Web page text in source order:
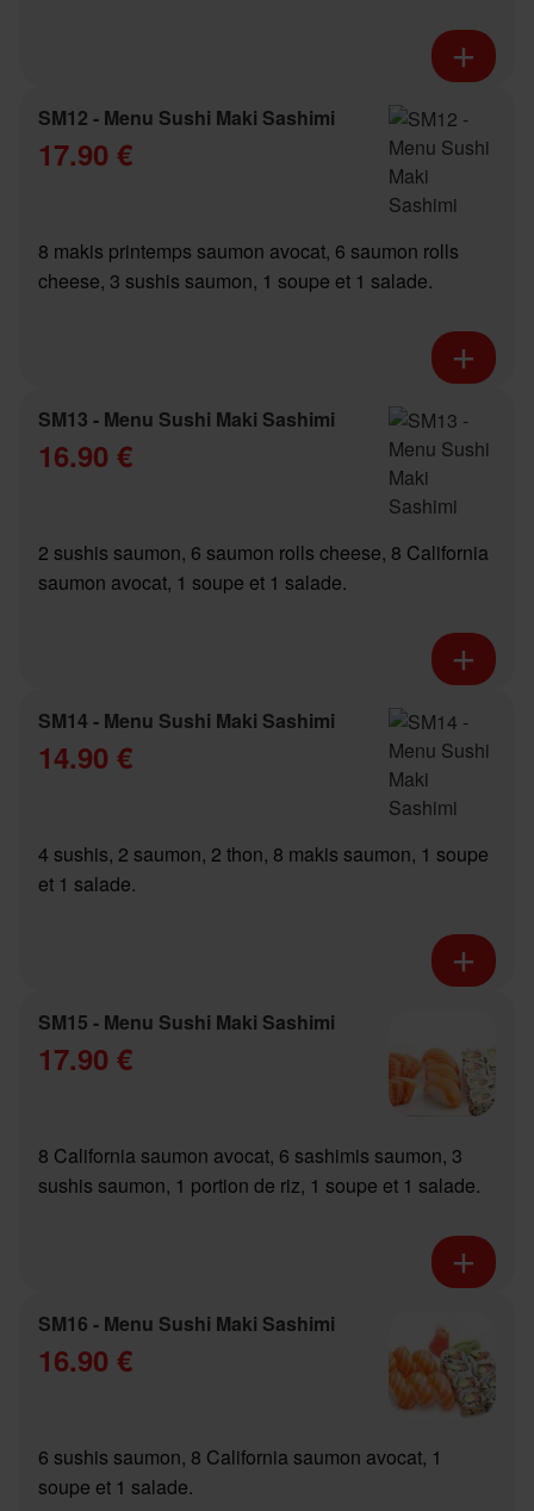
SM12 - Menu Sushi Maki Sashimi
17.90 €
8 makis printemps saumon avocat, 6 saumon rolls
cheese, 3 sushis saumon, 1 soupe et 1 salade.
SM13 - Menu Sushi Maki Sashimi
16.90 €
2 sushis saumon, 6 saumon rolls cheese, 8 California
saumon avocat, 1 soupe et 1 salade.
SM14 - Menu Sushi Maki Sashimi
14.90 €
4 sushis, 2 saumon, 2 thon, 8 makis saumon, 1 soupe
et 1 salade.
SM15 - Menu Sushi Maki Sashimi
17.90 €
8 California saumon avocat, 6 sashimis saumon, 3
sushis saumon, 1 portion de riz, 1 soupe et 1 salade.
SM16 - Menu Sushi Maki Sashimi
16.90 €
6 sushis saumon, 8 California saumon avocat, 1
soupe et 1 salade.